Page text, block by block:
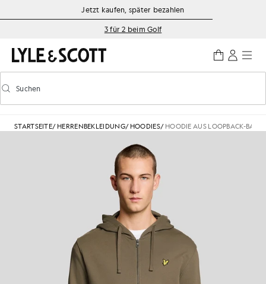
Zum Hauptinhalt springen
Informationen zur Barrierefreiheit
Jetzt kaufen, später bezahlen
3 für 2 beim Golf
Vorausschauende Suche ein-/ausschalten
Suchen
STARTSEITE/ HERRENBEKLEIDUNG/ HOODIES/ HOODIE AUS LOOPBACK-